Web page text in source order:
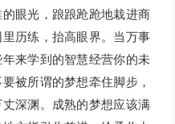
眼光，踉踉跄跄地栽进商
历练，抬高眼界。当万事
来学到的智慧经营你的未
被所谓的梦想牵住脚步，
深渊。成熟的梦想应该满